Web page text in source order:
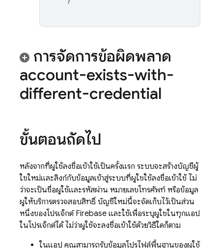
การจัดการข้อผิดพลาด
account-exists-with-
different-credential
ขั้นตอนถัดไป
หลังจากที่ผู้ใช้ลงชื่อเข้าใช้เป็นครั้งแรก ระบบจะสร้างบัญชีผู้
ใช้ใหม่และลิงก์กับข้อมูลเข้าสู่ระบบที่ผู้ใช้ใช้ลงชื่อเข้าใช้ ไม่
ว่าจะเป็นชื่อผู้ใช้และรหัสผ่าน หมายเลขโทรศัพท์ หรือข้อมูล
ผู้ให้บริการตรวจสอบสิทธิ์ บัญชีใหม่นี้จะจัดเก็บไว้เป็นส่วน
หนึ่งของโปรเจ็กต์ Firebase และใช้เพื่อระบุผู้ใช้ในทุกแอป
ในโปรเจ็กต์ได้ ไม่ว่าผู้ใช้จะลงชื่อเข้าใช้ด้วยวิธีใดก็ตาม
ในแอป คุณสามารถรับข้อมูลโปรไฟล์พื้นฐานของผู้ใช้